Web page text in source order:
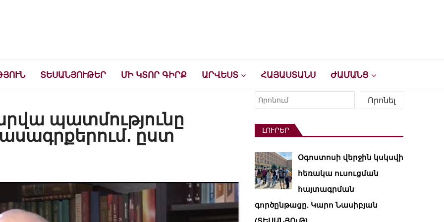
ՏԵՍԱՆՅՈՒԹԵՐ ՄԻ ԿՏՈՐ ԳԻՐՔ ԱՐՎԵՍՏ ՀԱՅԱՍՏԱՆՍ ԺԱՄԱՆՑ
պատմությունը
ըստ
Որոնել
Որոնել
ԼՈՒՐԵՐ
Օգոստոսի վերջին կսկսվի
հեռակա ուսուցման
հայտագրման
գործընթացը. Կարո Նասիբյան